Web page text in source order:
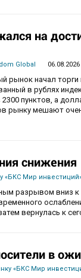
на
Global
рынок начал
в рублях
пунктов, а
рынку мешают
снижения
«БКС Мир
разрывом вниз
вернулась к
в
«БКС Мир